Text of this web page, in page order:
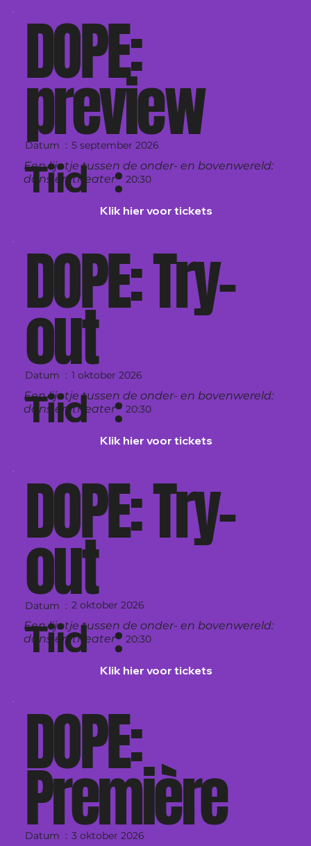
DOPE:
preview
Datum : 5 september 2026
Tijd : 20:30
Wereldhavendagen, Rotterdam
Klik hier voor tickets
Een lijntje tussen de onder- en bovenwereld:
dans én theater
DOPE: Try-
out
Datum : 1 oktober 2026
Tijd : 20:30
Theater Zuidplein, Rotterdam
Klik hier voor tickets
Een lijntje tussen de onder- en bovenwereld:
dans én theater
DOPE: Try-
out
Datum : 2 oktober 2026
Tijd : 20:30
Theater Zuidplein, Rotterdam
Klik hier voor tickets
Een lijntje tussen de onder- en bovenwereld:
dans én theater
DOPE:
Première
Datum : 3 oktober 2026